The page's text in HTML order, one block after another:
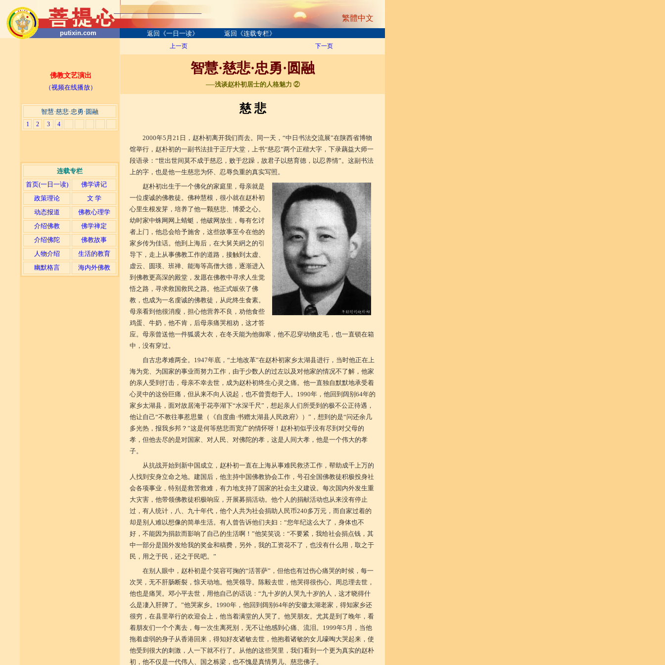
putixin.com 返回《一日一读》 返回《连载专栏》
佛教文艺演出
（视频在线播放）
连载专栏
首页(一日一读)
佛学讲记
政策理论
文 学
动态报道
佛教心理学
介绍佛教
佛学禅定
介绍佛陀
佛教故事
人物介绍
生活的教育
幽默格言
海内外佛教
上一页 下一页
智慧·慈悲·忠勇·圆融
──浅谈赵朴初居士的人格魅力 ②
慈 悲
2000年5月21日，赵朴初离开我们而去。同一天，“中日书法交流展”在陕西省博物
馆举行，赵朴初的一副书法挂于正厅大堂，上书“慈忍”两个正楷大字，下录藕益大师一
段语录：“世出世间莫不成于慈忍，败于忿躁，故君子以慈育德，以忍养情”。这副书法
上的字，也是他一生慈悲为怀、忍辱负重的真实写照。
赵朴初出生于一个佛化的家庭里，母亲就是
一位虔诚的佛教徒。佛种慧根，很小就在赵朴初
心里生根发芽，培养了他一颗慈悲、博爱之心。
幼时家中蛛网网上蜻蜓，他破网放生，每有乞讨
者上门，他总会给予施舍，这些故事至今在他的
家乡传为佳话。他到上海后，在大舅关絅之的引
导下，走上从事佛教工作的道路，接触到太虚、
虚云、圆瑛、班禅、能海等高僧大德，逐渐进入
到佛教更高深的殿堂，发愿在佛教中寻求人生觉
悟之路，寻求救国救民之路。他正式皈依了佛
教，也成为一名虔诚的佛教徒，从此终生食素。
母亲看到他很消瘦，担心他营养不良，劝他食些
鸡蛋、牛奶，他不肯，后母亲痛哭相劝，这才答
应。母亲曾送他一件狐裘大衣，在冬天能为他御寒，他不忍穿动物皮毛，也一直锁在箱
中，没有穿过。
自古忠孝难两全。1947年底，“土地改革”在赵朴初家乡太湖县进行，当时他正在上
海为党、为国家的事业而努力工作，由于少数人的过左以及对他家的情况不了解，他家
的亲人受到打击，母亲不幸去世，成为赵朴初终生心灵之痛。他一直独自默默地承受着
心灵中的这份巨痛，但从来不向人说起，也不曾责怨于人。1990年，他回到阔别64年的
家乡太湖县，面对故居淹于花亭湖下“水深千尺”，想起亲人们所受到的极不公正待遇，
他让自己“不教往事惹思量（《自度曲·书赠太湖县人民政府》）”，想到的是“问还余几
多光热，报我乡邦？”这是何等慈悲而宽广的情怀呀！赵朴初似乎没有尽到对父母的
孝，但他去尽的是对国家、对人民、对佛陀的孝，这是人间大孝，他是一个伟大的孝
子。
从抗战开始到新中国成立，赵朴初一直在上海从事难民救济工作，帮助成千上万的
人找到安身立命之地。建国后，他主持中国佛教协会工作，号召全国佛教徒积极投身社
会各项事业，特别是救苦救难，有力地支持了国家的社会主义建设。每次国内外发生重
大灾害，他带领佛教徒积极响应，开展募捐活动。他个人的捐献活动也从来没有停止
过，有人统计，八、九十年代，他个人共为社会捐助人民币240多万元，而自家过着的
却是别人难以想像的简单生活。有人曾告诉他们夫妇：“您年纪这么大了，身体也不
好，不能因为捐款而影响了自己的生活啊！”他笑笑说：“不要紧，我给社会捐点钱，其
中一部分是国外发给我的奖金和稿费，另外，我的工资花不了，也没有什么用，取之于
民，用之于民，还之于民吧。”
在别人眼中，赵朴初是个笑容可掬的“活菩萨”，但他也有过伤心痛哭的时候，每一
次哭，无不肝肠断裂，惊天动地。他哭领导。陈毅去世，他哭得很伤心。周总理去世，
他也是痛哭。邓小平去世，用他自己的话说：“九十岁的人哭九十岁的人，这才晓得什
么是凄入肝脾了。”他哭家乡。1990年，他回到阔别64年的安徽太湖老家，得知家乡还
很穷，在县里举行的欢迎会上，他当着满堂的人哭了。他哭朋友。尤其是到了晚年，看
着朋友们一个个离去，每一次生离死别，无不让他感到心痛、流泪。1999年5月，当他
拖着虚弱的身子从香港回来，得知好友诸敏去世，他抱着诸敏的女儿嚎啕大哭起来，使
他受到很大的刺激，人一下就不行了。从他的这些哭里，我们看到一个更为真实的赵朴
初，他不仅是一代伟人、国之栋梁，也不愧是真情男儿、慈悲佛子。
智慧·慈悲·忠勇·圆融
1 2 3 4
繁體中文